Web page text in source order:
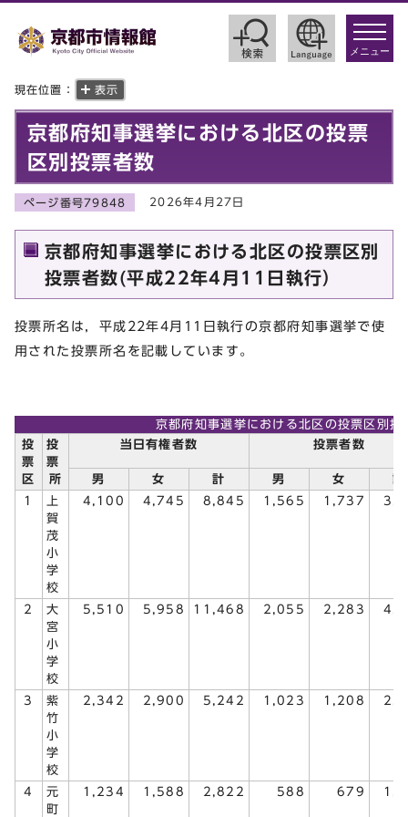
toggle
メニュー
現在位置： 表示
京都府知事選挙における北区の投票
区別投票者数
ページ番号79848 2026年4月27日
京都府知事選挙における北区の投票区別
投票者数(平成22年4月11日執行）
投票所名は，平成22年4月11日執行の京都府知事選挙で使
用された投票所名を記載しています。
京都府知事選挙における北区の投票区別投
投
票
区
投
票
所
当日有権者数 投票者数
男 女 計 男 女
計
1
上
賀
茂
小
学
校
4,100 4,745 8,845 1,565 1,737
2
大
宮
小
学
校
5,510 5,958 11,468 2,055 2,283
3
紫
竹
小
学
校
2,342 2,900 5,242 1,023 1,208
4
元
町
1,234 1,588 2,822 588 679